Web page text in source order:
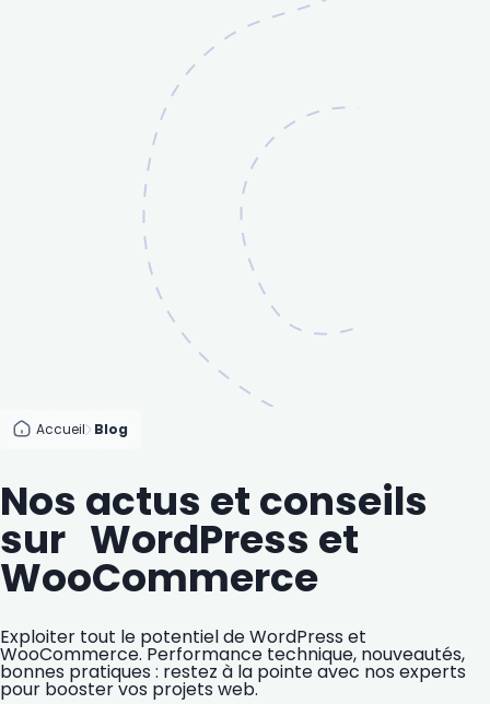
Accueil Blog
Nos actus et conseils
sur WordPress et
WooCommerce
Exploiter tout le potentiel de WordPress et
WooCommerce. Performance technique, nouveautés,
bonnes pratiques : restez à la pointe avec nos experts
pour booster vos projets web.